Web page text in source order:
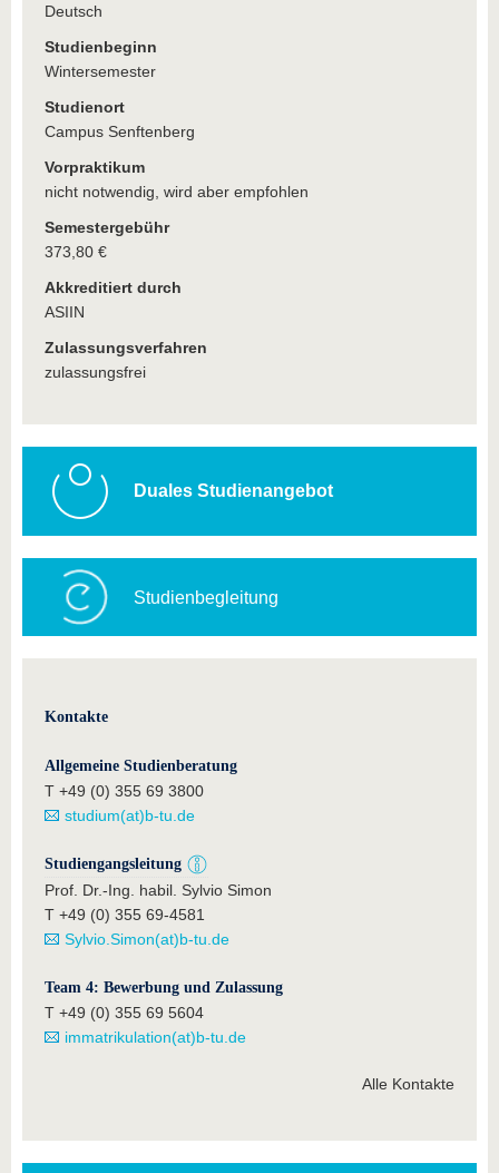
Deutsch
Studienbeginn
Wintersemester
Studienort
Campus Senftenberg
Vorpraktikum
nicht notwendig, wird aber empfohlen
Semestergebühr
373,80 €
Akkreditiert durch
ASIIN
Zulassungsverfahren
zulassungsfrei
Duales Studienangebot
Studienbegleitung
Kontakte
Allgemeine Studienberatung
T +49 (0) 355 69 3800
studium(at)b-tu.de
Studiengangsleitung
Prof. Dr.-Ing. habil. Sylvio Simon
T +49 (0) 355 69-4581
Sylvio.Simon(at)b-tu.de
Team 4: Bewerbung und Zulassung
T +49 (0) 355 69 5604
immatrikulation(at)b-tu.de
Alle Kontakte